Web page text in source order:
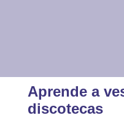
Aprende a
discotecas